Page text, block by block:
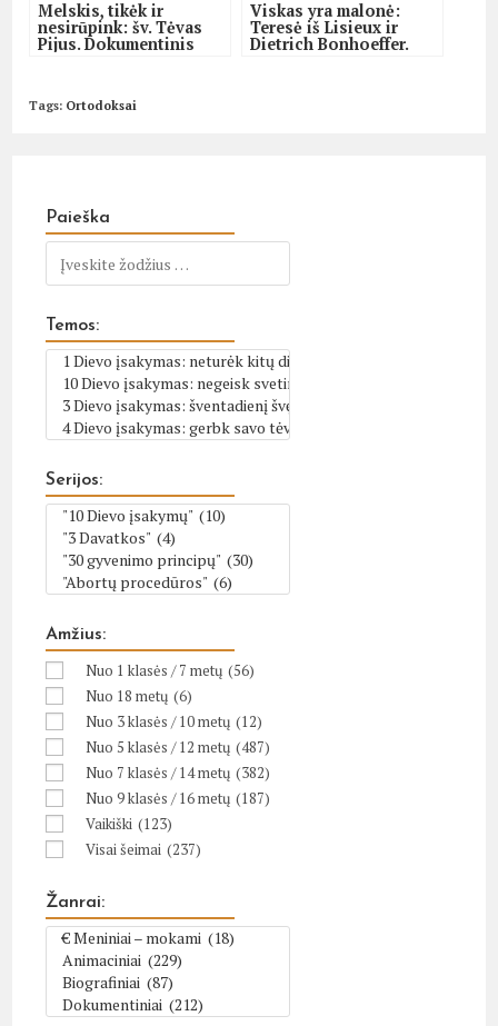
Melskis, tikėk ir
nesirūpink: šv. Tėvas
Pijus. Dokumentinis
Viskas yra malonė:
Teresė iš Lisieux ir
Dietrich Bonhoeffer.
Tags: Ortodoksai
Paieška
Temos:
Serijos:
Amžius:
Nuo 1 klasės / 7 metų (56)
Nuo 18 metų (6)
Nuo 3 klasės / 10 metų (12)
Nuo 5 klasės / 12 metų (487)
Nuo 7 klasės / 14 metų (382)
Nuo 9 klasės / 16 metų (187)
Vaikiški (123)
Visai šeimai (237)
Žanrai: